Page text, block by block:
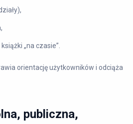
„na czasie”.
orientację użytkowników i odciąża
publiczna,